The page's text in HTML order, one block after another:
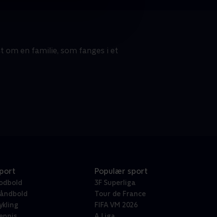
om en familie, som fanges i et
Populær sport
3F Superliga
Tour de France
FIFA VM 2026